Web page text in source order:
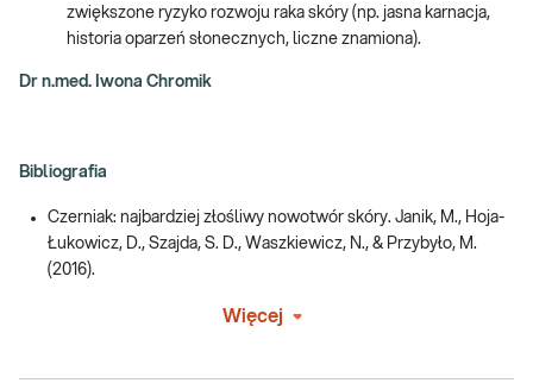
zwiększone ryzyko rozwoju raka skóry (np. jasna karnacja,
historia oparzeń słonecznych, liczne znamiona).
Dr n.med. Iwona Chromik
Bibliografia
Czerniak: najbardziej złośliwy nowotwór skóry. Janik, M., Hoja-
Łukowicz, D., Szajda, S. D., Waszkiewicz, N., & Przybyło, M.
(2016).
Więcej